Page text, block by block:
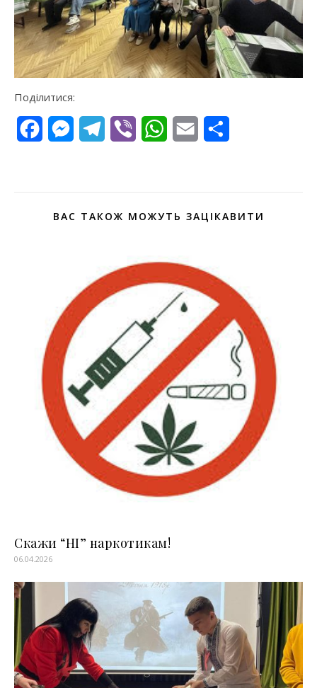
Поділитися:
FacebookMessengerTelegram
Viber WhatsApp
Email
ВАС ТАКОЖ МОЖУТЬ ЗАЦІКАВИТИ
Скажи “НІ” наркотикам!
06.04.2026